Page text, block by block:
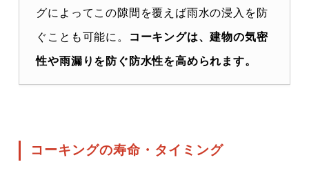
グによってこの隙間を覆えば雨水の浸入を防
ぐことも可能に。 コーキングは、建物の気密
性や雨漏りを防ぐ防水性を高められます。
コーキングの寿命・タイミング